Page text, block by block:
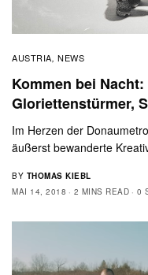
AUSTRIA, NEWS
Kommen bei
Gloriettenstürmer,
Im Herzen der
äußerst bewanderte
BY THOMAS KIEBL
MAI 14, 2018
2 MINS READ 0